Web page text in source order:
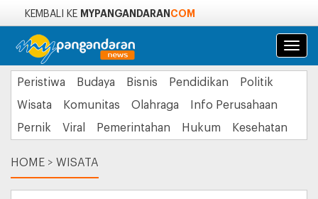
KEMBALI KE MYPANGANDARAN COM
Peristiwa Budaya Bisnis Pendidikan
Politik
Wisata
Komunitas Olahraga
Info Perusahaan
Pernik
Viral Pemerintahan Hukum Kesehatan
HOME > WISATA